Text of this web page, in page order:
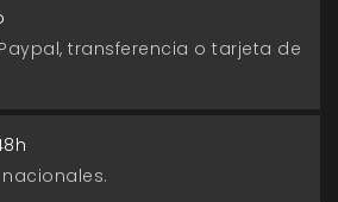
transferencia o tarjeta de